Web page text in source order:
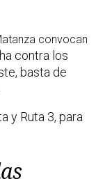
convocan
contra los
basta de
y Ruta 3, para